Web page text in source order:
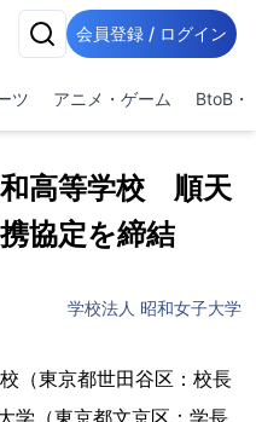
会員登録 / ログイン
ツ アニメ・ゲーム BtoB・
和高等学校 順天
協定を締結
学校法人 昭和女子大学
（東京都世田谷区：校長
学（東京都文京区：学長